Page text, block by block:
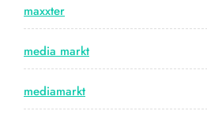
maxxter
media markt
mediamarkt